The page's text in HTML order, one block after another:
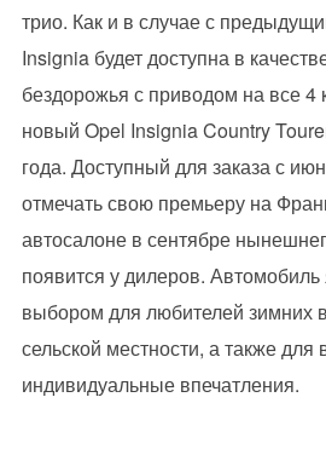
трио. Как и в случае с
Insignia будет доступна в
бездорожья с приводом на все 4
новый Opel Insignia Country
года. Доступный для заказа с
отмечать свою премьеру на
автосалоне в сентябре
появится у дилеров.
выбором для любителей зимних
сельской местности, а также для
индивидуальные впечатления.